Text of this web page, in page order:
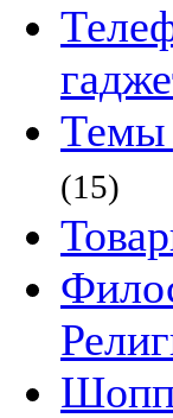
Темы
(15)